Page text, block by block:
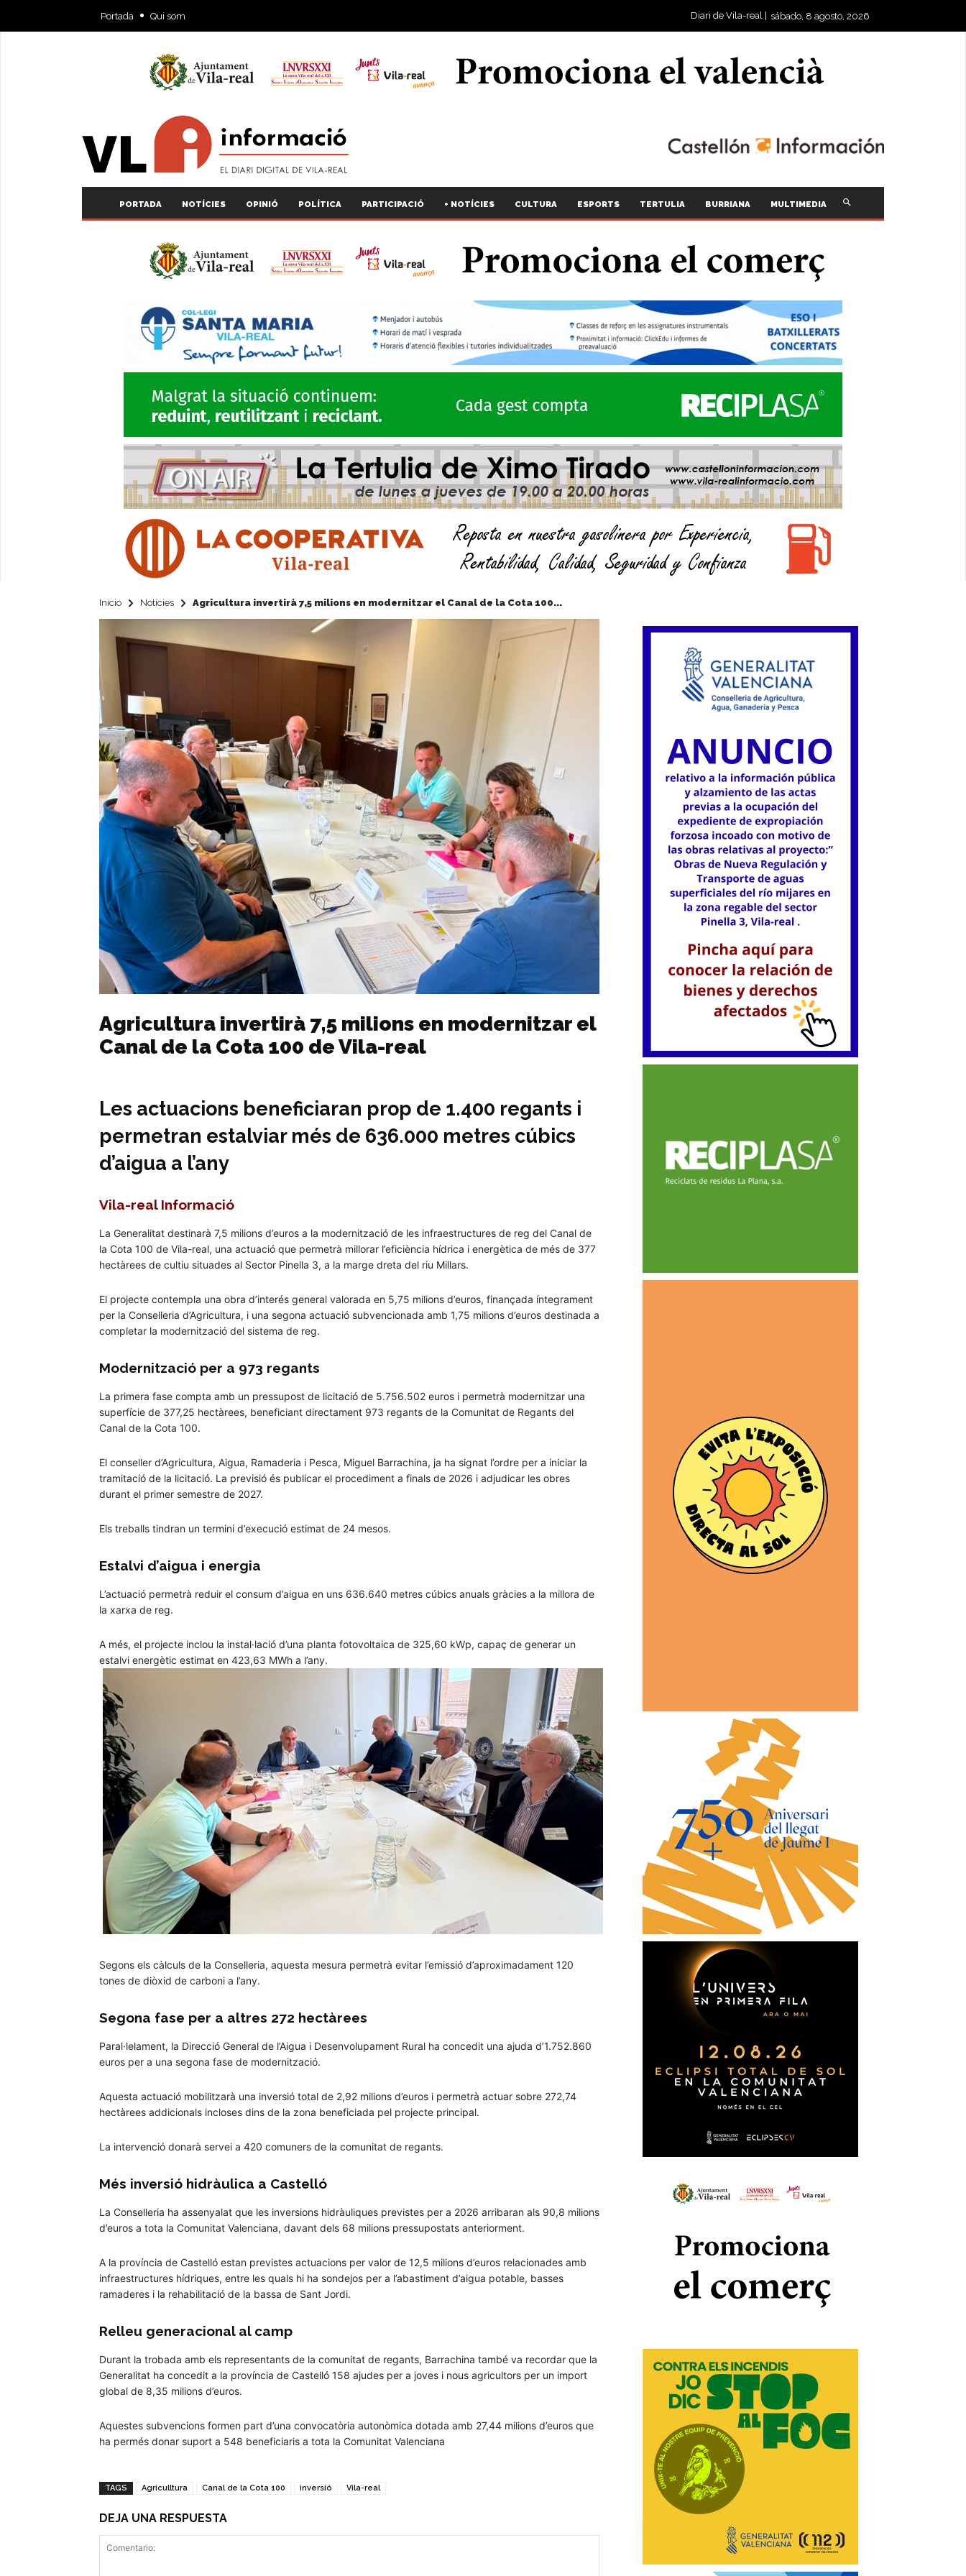
Portada Qui som Diari de Vila-real | sábado, 8 agosto, 2026
PORTADA NOTÍCIES OPINIÓ POLÍTICA PARTICIPACIÓ + NOTÍCIES CULTURA ESPORTS TERTULIA BURRIANA MULTIMEDIA
Inicio Notícies Agricultura invertirà 7,5 milions en modernitzar el Canal de la Cota 100...
Agricultura invertirà 7,5 milions en modernitzar el
Canal de la Cota 100 de Vila-real
Les actuacions beneficiaran prop de 1.400 regants i
permetran estalviar més de 636.000 metres cúbics
d’aigua a l’any
Vila-real Informació
La Generalitat destinarà 7,5 milions d’euros a la modernització de les infraestructures de reg del Canal de
la Cota 100 de Vila-real, una actuació que permetrà millorar l’eficiència hídrica i energètica de més de 377
hectàrees de cultiu situades al Sector Pinella 3, a la marge dreta del riu Millars.
El projecte contempla una obra d’interés general valorada en 5,75 milions d’euros, finançada íntegrament
per la Conselleria d’Agricultura, i una segona actuació subvencionada amb 1,75 milions d’euros destinada a
completar la modernització del sistema de reg.
Modernització per a 973 regants
La primera fase compta amb un pressupost de licitació de 5.756.502 euros i permetrà modernitzar una
superfície de 377,25 hectàrees, beneficiant directament 973 regants de la Comunitat de Regants del
Canal de la Cota 100.
El conseller d’Agricultura, Aigua, Ramaderia i Pesca, Miguel Barrachina, ja ha signat l’ordre per a iniciar la
tramitació de la licitació. La previsió és publicar el procediment a finals de 2026 i adjudicar les obres
durant el primer semestre de 2027.
Els treballs tindran un termini d’execució estimat de 24 mesos.
Estalvi d’aigua i energia
L’actuació permetrà reduir el consum d’aigua en uns 636.640 metres cúbics anuals gràcies a la millora de
la xarxa de reg.
A més, el projecte inclou la instal·lació d’una planta fotovoltaica de 325,60 kWp, capaç de generar un
estalvi energètic estimat en 423,63 MWh a l’any.
Segons els càlculs de la Conselleria, aquesta mesura permetrà evitar l’emissió d’aproximadament 120
tones de diòxid de carboni a l’any.
Segona fase per a altres 272 hectàrees
Paral·lelament, la Direcció General de l’Aigua i Desenvolupament Rural ha concedit una ajuda d’1.752.860
euros per a una segona fase de modernització.
Aquesta actuació mobilitzarà una inversió total de 2,92 milions d’euros i permetrà actuar sobre 272,74
hectàrees addicionals incloses dins de la zona beneficiada pel projecte principal.
La intervenció donarà servei a 420 comuners de la comunitat de regants.
Més inversió hidràulica a Castelló
La Conselleria ha assenyalat que les inversions hidràuliques previstes per a 2026 arribaran als 90,8 milions
d’euros a tota la Comunitat Valenciana, davant dels 68 milions pressupostats anteriorment.
A la província de Castelló estan previstes actuacions per valor de 12,5 milions d’euros relacionades amb
infraestructures hídriques, entre les quals hi ha sondejos per a l’abastiment d’aigua potable, basses
ramaderes i la rehabilitació de la bassa de Sant Jordi.
Relleu generacional al camp
Durant la trobada amb els representants de la comunitat de regants, Barrachina també va recordar que la
Generalitat ha concedit a la província de Castelló 158 ajudes per a joves i nous agricultors per un import
global de 8,35 milions d’euros.
Aquestes subvencions formen part d’una convocatòria autonòmica dotada amb 27,44 milions d’euros que
ha permés donar suport a 548 beneficiaris a tota la Comunitat Valenciana
TAGS Agriculltura Canal de la Cota 100 inversió Vila-real
DEJA UNA RESPUESTA